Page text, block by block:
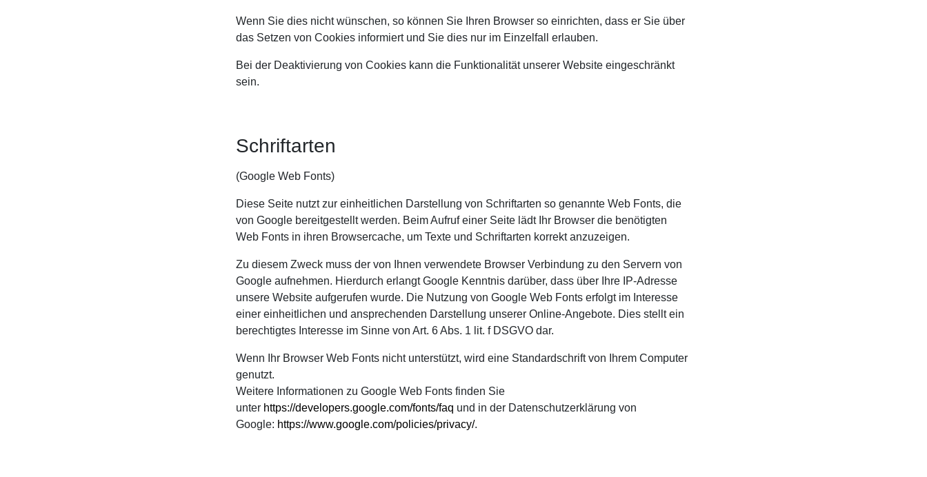
Wenn Sie dies nicht wünschen, so können Sie Ihren Browser so einrichten, dass er Sie über
das Setzen von Cookies informiert und Sie dies nur im Einzelfall erlauben.
Bei der Deaktivierung von Cookies kann die Funktionalität unserer Website eingeschränkt
sein.
Schriftarten
(Google Web Fonts)
Diese Seite nutzt zur einheitlichen Darstellung von Schriftarten so genannte Web Fonts, die
von Google bereitgestellt werden. Beim Aufruf einer Seite lädt Ihr Browser die benötigten
Web Fonts in ihren Browsercache, um Texte und Schriftarten korrekt anzuzeigen.
Zu diesem Zweck muss der von Ihnen verwendete Browser Verbindung zu den Servern von
Google aufnehmen. Hierdurch erlangt Google Kenntnis darüber, dass über Ihre IP-Adresse
unsere Website aufgerufen wurde. Die Nutzung von Google Web Fonts erfolgt im Interesse
einer einheitlichen und ansprechenden Darstellung unserer Online-Angebote. Dies stellt ein
berechtigtes Interesse im Sinne von Art. 6 Abs. 1 lit. f DSGVO dar.
Wenn Ihr Browser Web Fonts nicht unterstützt, wird eine Standardschrift von Ihrem Computer
genutzt.
Weitere Informationen zu Google Web Fonts finden Sie
unter https://developers.google.com/fonts/faq und in der Datenschutzerklärung von
Google: https://www.google.com/policies/privacy/.